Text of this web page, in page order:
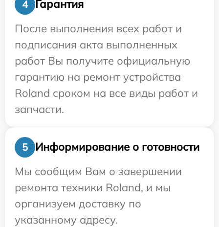
4
Гарантия
После выполнения всех работ и
подписания акта выполненных
работ Вы получите официальную
гарантию на ремонт устройства
Roland сроком на все виды работ и
запчасти.
5
Информирование о готовности
Мы сообщим Вам о завершении
ремонта техники Roland, и мы
организуем доставку по
указанному адресу.